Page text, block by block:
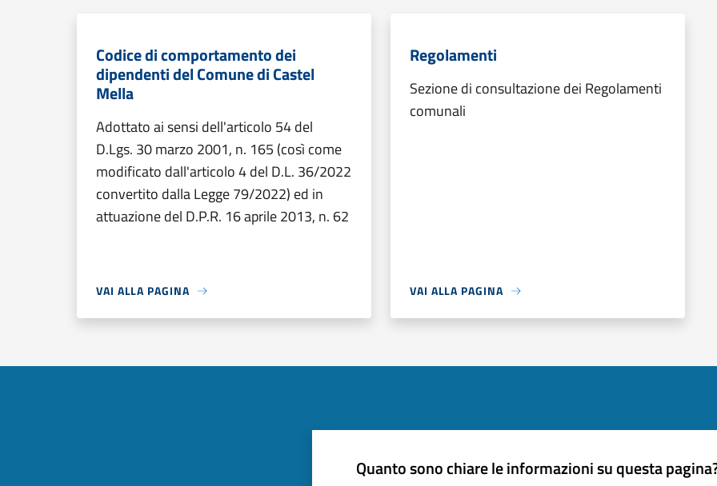
Codice di comportamento dei
dipendenti del Comune di Castel
Mella
Adottato ai sensi dell'articolo 54 del
D.Lgs. 30 marzo 2001, n. 165 (così come
modificato dall'articolo 4 del D.L. 36/2022
convertito dalla Legge 79/2022) ed in
attuazione del D.P.R. 16 aprile 2013, n. 62
VAI ALLA PAGINA
Regolamenti
Sezione di consultazione dei Regolamenti
comunali
VAI ALLA PAGINA
Quanto sono chiare le informazioni su questa